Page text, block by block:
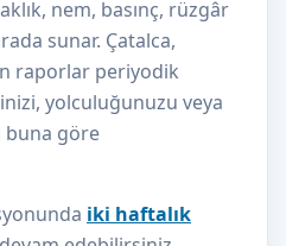
nem, basınç, rüzgâr
sunar. Çatalca,
raporlar periyodik
yolculuğunuzu veya
buna göre
iki haftalık